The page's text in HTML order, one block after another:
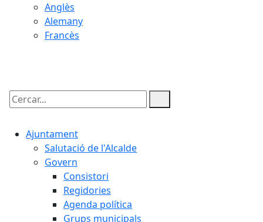
Anglès
Alemany
Francès
Cercar:
Ajuntament
Salutació de l'Alcalde
Govern
Consistori
Regidories
Agenda política
Grups municipals